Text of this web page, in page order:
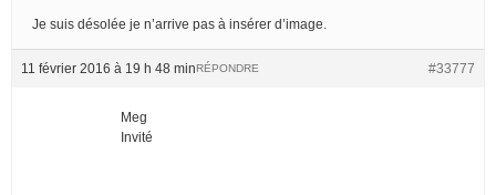
Je suis désolée je n’arrive pas à insérer d’image.
11 février 2016 à 19 h 48 min #33777
RÉPONDRE
Meg
Invité